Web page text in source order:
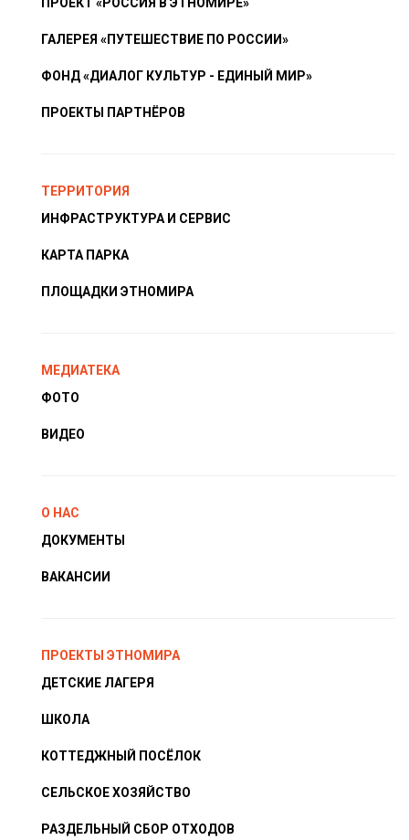
ГАЛЕРЕЯ «ПУТЕШЕСТВИЕ ПО РОССИИ»
ФОНД «ДИАЛОГ КУЛЬТУР - ЕДИНЫЙ МИР»
ПРОЕКТЫ ПАРТНЁРОВ
ТЕРРИТОРИЯ
ИНФРАСТРУКТУРА И СЕРВИС
КАРТА ПАРКА
ПЛОЩАДКИ ЭТНОМИРА
МЕДИАТЕКА
ФОТО
ВИДЕО
О НАС
ДОКУМЕНТЫ
ВАКАНСИИ
ПРОЕКТЫ ЭТНОМИРА
ДЕТСКИЕ ЛАГЕРЯ
ШКОЛА
КОТТЕДЖНЫЙ ПОСЁЛОК
СЕЛЬСКОЕ ХОЗЯЙСТВО
РАЗДЕЛЬНЫЙ СБОР ОТХОДОВ